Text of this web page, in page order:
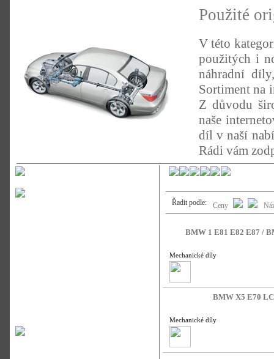
Použité
V této
použitých i
náhradní
Sortiment na
Z důvodu
naše
díl v naší
Rádi vám
Řadit podle: Ceny
BMW 1 E81 E82 E87 /
Mechanické díly
BMW X5 E70
Mechanické díly